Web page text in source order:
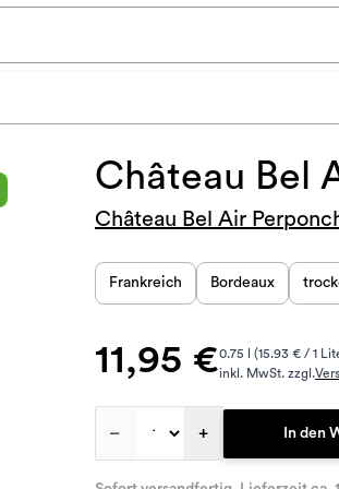
Château Bel
Château Bel Air
Frankreich Bordeaux
11,95 €0.75 l (15.93 € / 1
inkl. MwSt. zzgl.
– + In den